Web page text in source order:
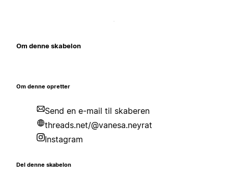
Om denne skabelon
Om denne opretter
Send en e-mail til skaberen
threads.net/@vanesa.neyrat
Instagram
Del denne skabelon